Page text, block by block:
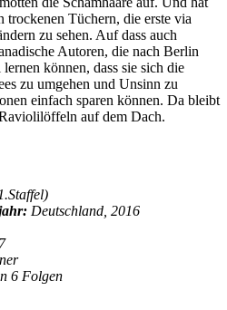
Tüchern, die erste via
zu sehen. Auf dass auch
Autoren, die nach Berlin
können, dass sie sich die
zu umgehen und Unsinn zu
einfach sparen können. Da bleibt
auf dem Dach.
.Staffel)
Deutschland, 2016
6 Folgen